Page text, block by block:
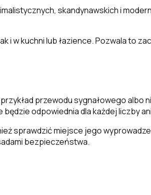
skandynawskich i
i w kuchni lub łazience. Pozwala to
przewodu sygnałowego
odpowiednia dla każdej liczby
sprawdzić miejsce jego
bezpieczeństwa.